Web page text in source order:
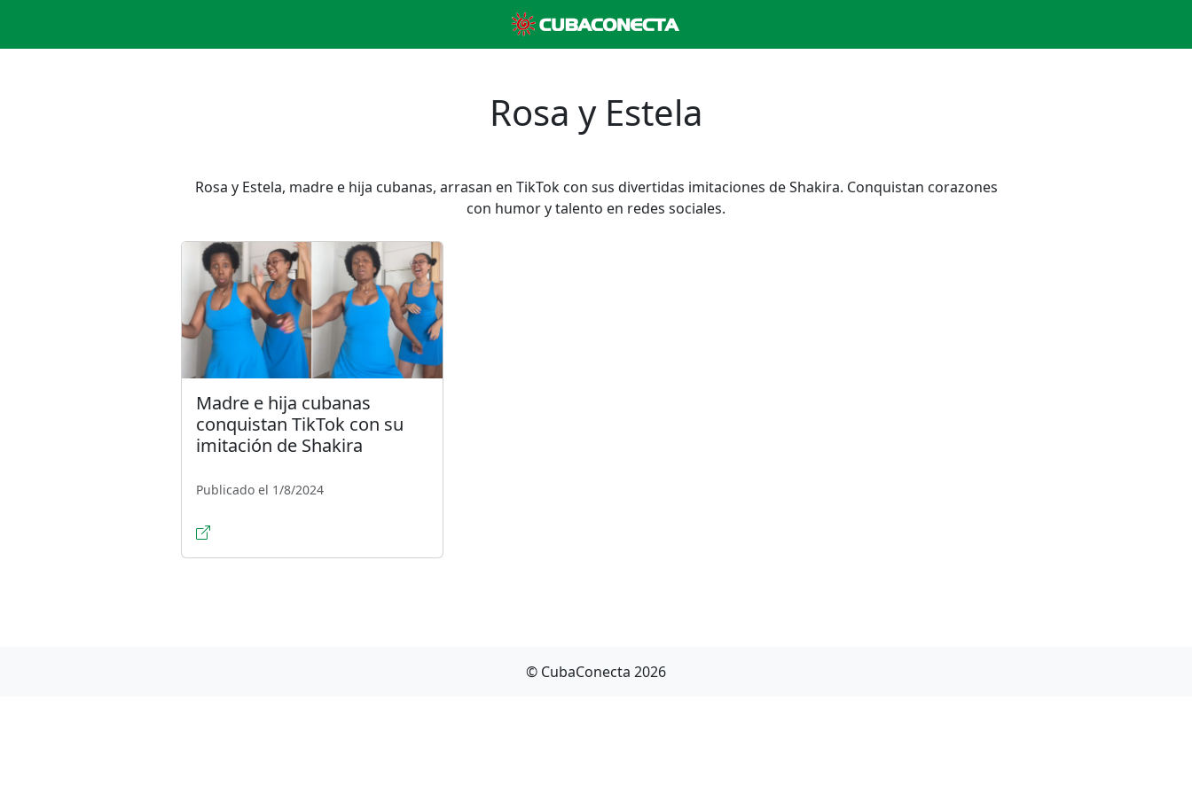
Rosa y Estela
Rosa y Estela, madre e hija cubanas, arrasan en TikTok con sus divertidas imitaciones de Shakira. Conquistan corazones
con humor y talento en redes sociales.
Madre e hija cubanas
conquistan TikTok con su
imitación de Shakira
Publicado el 1/8/2024
© CubaConecta 2026